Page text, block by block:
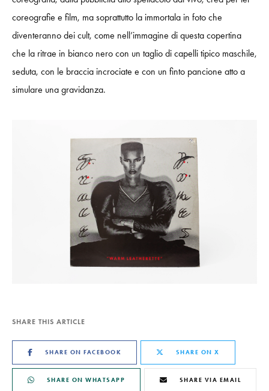
coreografie e film, ma soprattutto la immortala in foto che
diventeranno dei cult, come nell’immagine di questa copertina
che la ritrae in bianco nero con un taglio di capelli tipico maschile,
seduta, con le braccia incrociate e con un finto pancione atto a
simulare una gravidanza.
SHARE THIS ARTICLE
SHARE ON FACEBOOK SHARE ON X
SHARE ON WHATSAPP SHARE VIA EMAIL